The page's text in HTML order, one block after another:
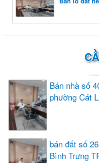
Bán nhà số
phường Cát
bán đất số
Bình Trưng